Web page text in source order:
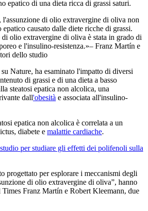
epatico di una dieta ricca di grassi saturi.
l'assunzione di olio extravergine di oliva non
causato dalle diete ricche di grassi.
olio extravergine di oliva è stata in grado di
e l'insulino-resistenza. – Franz Martín e
dello studio
Nature, ha esaminato l'impatto di diversi
di grassi e di una dieta a basso
steatosi epatica non alcolica, una
dall'obesità e associata all'insulino-
epatica non alcolica è correlata a un
diabete e malattie cardiache.
per studiare gli effetti dei polifenoli sulla
progettato per esplorare i meccanismi degli
di olio extravergine di oliva”, hanno
Franz Martín e Robert Kleemann, due